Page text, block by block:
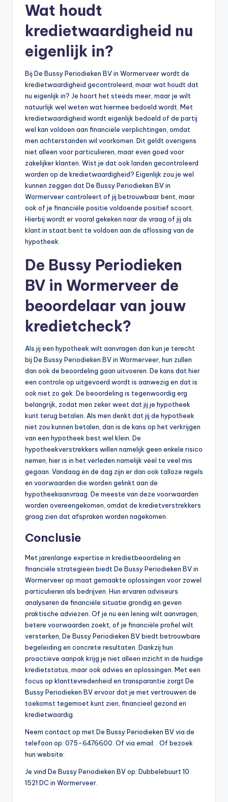
Wat houdt
kredietwaardigheid nu
eigenlijk in?
Bij De Bussy Periodieken BV in Wormerveer wordt de
kredietwaardigheid gecontroleerd, maar wat houdt dat
nu eigenlijk in? Je hoort het steeds meer, maar je wilt
natuurlijk wel weten wat hiermee bedoeld wordt. Met
kredietwaardigheid wordt eigenlijk bedoeld of de partij
wel kan voldoen aan financiële verplichtingen, omdat
men achterstanden wil voorkomen. Dit geldt overigens
niet alleen voor particulieren, maar even goed voor
zakelijker klanten. Wist je dat ook landen gecontroleerd
worden op de kredietwaardigheid? Eigenlijk zou je wel
kunnen zeggen dat De Bussy Periodieken BV in
Wormerveer controleert of jij betrouwbaar bent, maar
ook of je financiële positie voldoende positief scoort.
Hierbij wordt er vooral gekeken naar de vraag of jij als
klant in staat bent te voldoen aan de aflossing van de
hypotheek.
De Bussy Periodieken
BV in Wormerveer de
beoordelaar van jouw
kredietcheck?
Als jij een hypotheek wilt aanvragen dan kun je terecht
bij De Bussy Periodieken BV in Wormerveer, hun zullen
dan ook de beoordeling gaan uitvoeren. De kans dat hier
een controle op uitgevoerd wordt is aanwezig en dat is
ook niet zo gek. De beoordeling is tegenwoordig erg
belangrijk, zodat men zeker weet dat jij je hypotheek
kunt terug betalen. Als men denkt dat jij de hypotheek
niet zou kunnen betalen, dan is de kans op het verkrijgen
van een hypotheek best wel klein. De
hypotheekverstrekkers willen namelijk geen enkele risico
nemen, hier is in het verleden namelijk veel te veel mis
gegaan. Vandaag en de dag zijn er dan ook talloze regels
en voorwaarden die worden gelinkt aan de
hypotheekaanvraag. De meeste van deze voorwaarden
worden overeengekomen, omdat de kredietverstrekkers
graag zien dat afspraken worden nagekomen.
Conclusie
Met jarenlange expertise in kredietbeoordeling en
financiële strategieën biedt De Bussy Periodieken BV in
Wormerveer op maat gemaakte oplossingen voor zowel
particulieren als bedrijven. Hun ervaren adviseurs
analyseren de financiële situatie grondig en geven
praktische adviezen. Of je nu een lening wilt aanvragen,
betere voorwaarden zoekt, of je financiële profiel wilt
versterken, De Bussy Periodieken BV biedt betrouwbare
begeleiding en concrete resultaten. Dankzij hun
proactieve aanpak krijg je niet alleen inzicht in de huidige
kredietstatus, maar ook advies en oplossingen. Met een
focus op klanttevredenheid en transparantie zorgt De
Bussy Periodieken BV ervoor dat je met vertrouwen de
toekomst tegemoet kunt zien, financieel gezond en
kredietwaardig.
Neem contact op met De Bussy Periodieken BV via de
telefoon op: 075-6476600. Of via email:
. Of bezoek
hun website:
Je vind De Bussy Periodieken BV op: Dubbelebuurt 10
1521 DC in Wormerveer.